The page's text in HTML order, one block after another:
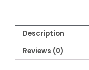
Description
Reviews (0)